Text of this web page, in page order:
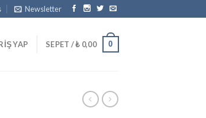
Newsletter
YAP SEPET /₺ 0,00 0